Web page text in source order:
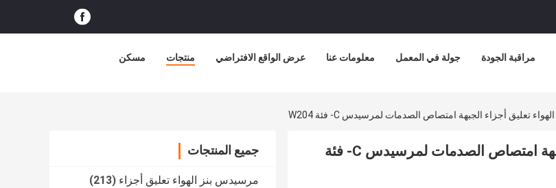
مسكن منتجات عرض الواقع الافتراضي معلومات عنا جولة في المعمل مراقبة الجودة
جميع المنتجات
مرسيدس بنز الهواء تعليق أجزاء (213)
2043203230 مرسيدس بنز الهواء تعليق أجزاء الجبهة امتصاص الصدمات لمرسيدس C- فئة